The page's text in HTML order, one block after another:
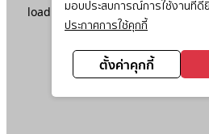
มอบประสบการณ์การใช้งานที่ดี
ประกาศการใช้คุกกี้
ตั้งค่าคุกกี้
loadingwww.ktc.co.th(see the
information).